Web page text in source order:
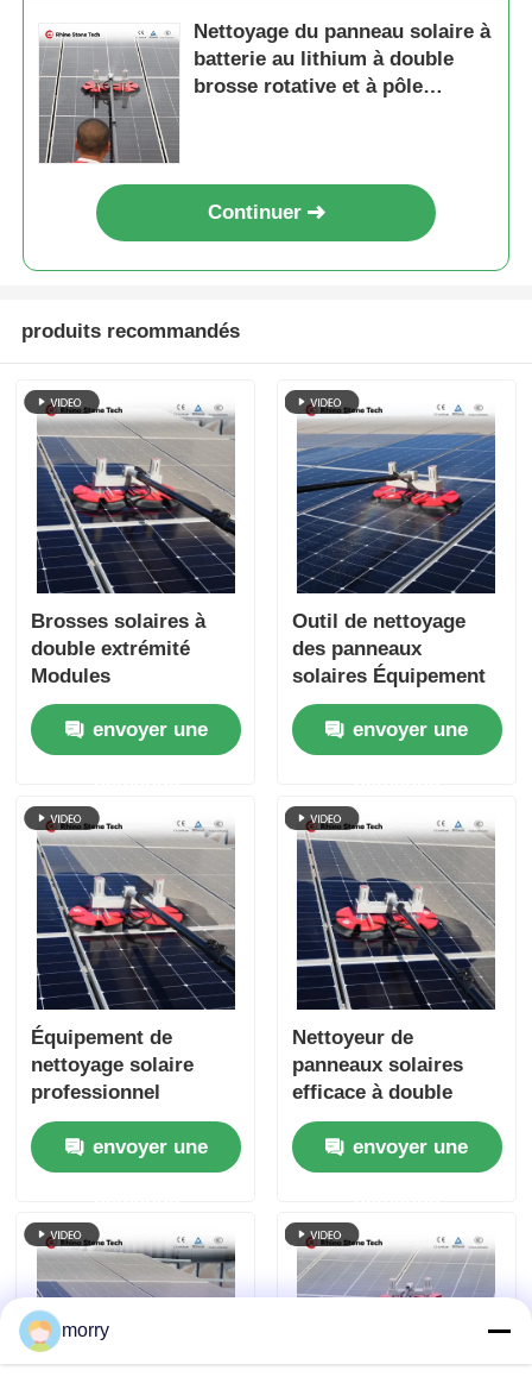
Nettoyage du panneau solaire à
batterie au lithium à double
brosse rotative et à pôle
Continuer
produits recommandés
Brosses solaires à
double extrémité
Modules
photovoltaïques
électriques Robot de
nettoyage Brosses
système de nettoyage
de panneaux solaires
envoyer une
Outil de nettoyage
des panneaux
solaires Équipement
de nettoyage des
panneaux solaires à
double tête Pinceau
envoyer une
Équipement de
nettoyage solaire
professionnel
envoyer une
Nettoyeur de
panneaux solaires
efficace à double
alimentation, brosse
de nettoyage à
rotation de poteau
envoyer une
morry